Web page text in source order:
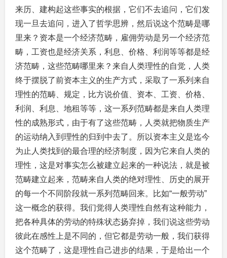
来历、建构起这些事实的根据，它们不去追问，它们发
现一旦去追问，进入了哲学思辨，然后说这个范畴是哪
里来？资本是一个经济范畴，雇佣劳动是另一个经济范
畴，工资也是经济关系，利息、价格、利润等等都是经
济范畴，这些范畴哪里来？来自人类理性的自觉，人类
终于摆脱了前资本主义的生产方式，采取了一系列来自
理性的范畴、规定，比方说价值、资本、工资、价格、
利润、利息、地租等等，这一系列范畴都是来自人类理
性的成熟形式，由于有了这些范畴，人类就把物质生产
的运动纳入到理性的归到中去了。所以资本主义是迄今
为止人类找到的最合理的经济制度，因为它来自人类的
理性，这是对事实怎么被建立起来的一种说法，就是被
范畴建立起来，范畴来自人类的绝对理性、历史的展开
的每一个不同阶段就一系列范畴回来。比如“一般劳动”
这一概念的获得。我们觉得人类理性自然有这种能力，
把各种具体的劳动的特殊状态扬弃掉，我们说这些劳动
彼此在感性上是不同的，但它都是劳动一般，我们获得
这个范畴了，这是理性自己进步的结果，于是给出一个